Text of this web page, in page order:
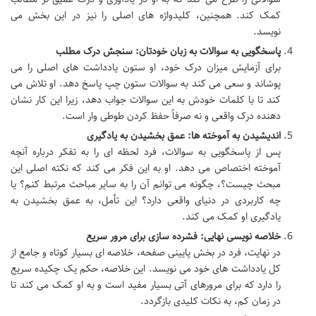
کمک کند. همچنین، کلیدواژه های اصلی را نیز در این بخش می
نویسد.
پاسخگویی به سوالات به زبان خودتان: سنجش درک مطلب
برای آزمایش میزان درک خود، او ستون یادداشت های اصلی را می
پوشاند و سعی می کند به سوالات ستون چپ پاسخ دهد. او تلاش می
کند تا با کلمات خودش به این سوالات جواب دهد، زیرا این کار نشان
دهنده درک واقعی و نه صرفاً حفظ کردن طوطی وار است.
اندیشیدن به آموخته ها: عمق بخشیدن به یادگیری
پس از پاسخگویی به سوالات، فرد لحظه ای را به تفکر درباره آنچه
آموخته اختصاص می دهد. او به این فکر می کند که نکته اصلی این
مبحث چیست؟، چگونه می توانم آن را به سایر مباحث مرتبط کنم؟ یا
چه کاربردی در دنیای واقعی دارد؟ این تأمل، به عمق بخشیدن به
یادگیری او کمک می کند.
خلاصه نویسی نهایی: فشرده سازی برای مرور سریع
در نهایت، فرد در بخش پایینی صفحه، خلاصه ای بسیار کوتاه و جامع از
کل یادداشت های خود می نویسد. این خلاصه، حکم یک چکیده سریع
را دارد که برای مرورهای آتی بسیار مفید است و به او کمک می کند تا
در زمان کم، به نکات کلیدی بازگردد.